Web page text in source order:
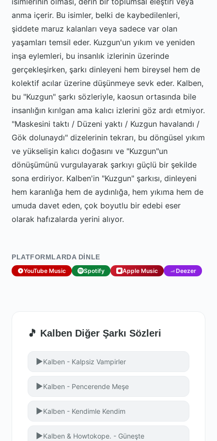
anma içerir. Bu isimler, belki de kaybedilenleri,
şiddete maruz kalanları veya sadece var olan
yaşamları temsil eder. Kuzgun'un yıkım ve yeniden
inşa eylemleri, bu insanlık izlerinin üzerinde
gerçekleşirken, şarkı dinleyeni hem bireysel hem de
kolektif acılar üzerine düşünmeye sevk eder. Kalben,
bu "Kuzgun" şarkı sözleriyle, kaosun ortasında bile
insanlığın kırılgan ama kalıcı izlerini göz ardı etmiyor.
"Maskesini taktı / Düzeni yaktı / Kuzgun havalandı /
Gök dolunaydı" dizelerinin tekrarı, bu döngüsel yıkım
ve yükselişin kalıcı doğasını ve "Kuzgun"un
dönüşümünü vurgulayarak şarkıyı güçlü bir şekilde
sona erdiriyor. Kalben'in "Kuzgun" şarkısı, dinleyeni
hem karanlığa hem de aydınlığa, hem yıkıma hem de
umuda davet eden, çok boyutlu bir edebi eser
olarak hafızalarda yerini alıyor.
PLATFORMLARDA DINLE
YouTube Music Spotify Apple Music Deezer
🎵 Kalben Diğer Şarkı Sözleri
▶Kalben - Kalpsiz Vampirler
▶Kalben - Pencerende Meşe
▶Kalben - Kendimle Kendim
▶Kalben & Howtokope. - Güneşte